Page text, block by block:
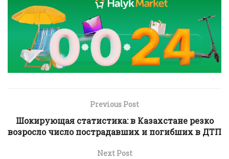
Previous Post
Шокирующая статистика: в Казахстане резко
возросло число пострадавших и погибших в ДТП
Next Post